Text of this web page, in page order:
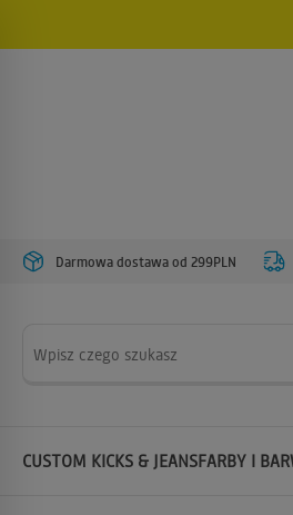
Darmowa dostawa od 299PLN
CUSTOM KICKS & JEANSFARBY I